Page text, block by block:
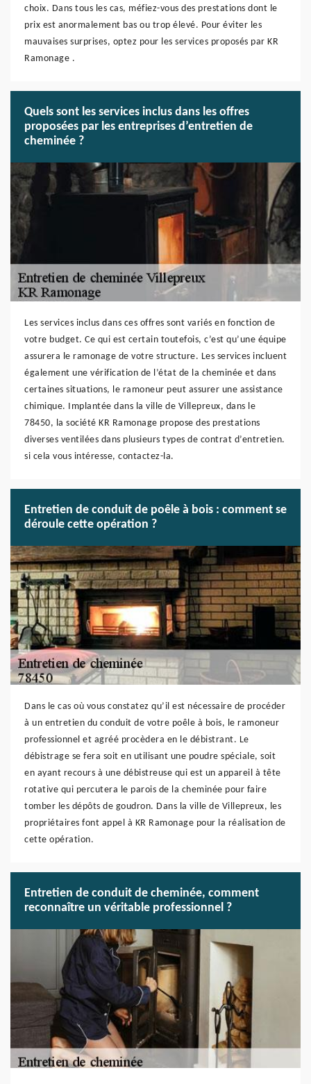
choix. Dans tous les cas, méfiez-vous des prestations dont le
prix est anormalement bas ou trop élevé. Pour éviter les
mauvaises surprises, optez pour les services proposés par KR
Ramonage .
Quels sont les services inclus dans les offres
proposées par les entreprises d’entretien de
cheminée ?
Les services inclus dans ces offres sont variés en fonction de
votre budget. Ce qui est certain toutefois, c’est qu’une équipe
assurera le ramonage de votre structure. Les services incluent
également une vérification de l’état de la cheminée et dans
certaines situations, le ramoneur peut assurer une assistance
chimique. Implantée dans la ville de Villepreux, dans le
78450, la société KR Ramonage propose des prestations
diverses ventilées dans plusieurs types de contrat d’entretien.
si cela vous intéresse, contactez-la.
Entretien de conduit de poêle à bois : comment se
déroule cette opération ?
Dans le cas où vous constatez qu’il est nécessaire de procéder
à un entretien du conduit de votre poêle à bois, le ramoneur
professionnel et agréé procèdera en le débistrant. Le
débistrage se fera soit en utilisant une poudre spéciale, soit
en ayant recours à une débistreuse qui est un appareil à tête
rotative qui percutera le parois de la cheminée pour faire
tomber les dépôts de goudron. Dans la ville de Villepreux, les
propriétaires font appel à KR Ramonage pour la réalisation de
cette opération.
Entretien de conduit de cheminée, comment
reconnaître un véritable professionnel ?